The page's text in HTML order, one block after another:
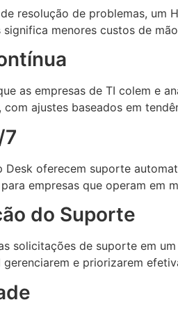
resolução de problemas, um
menores custos de
as empresas de TI colem e
ajustes baseados em
7
Desk oferecem suporte
empresas que operam em
do Suporte
solicitações de suporte em
e priorizarem